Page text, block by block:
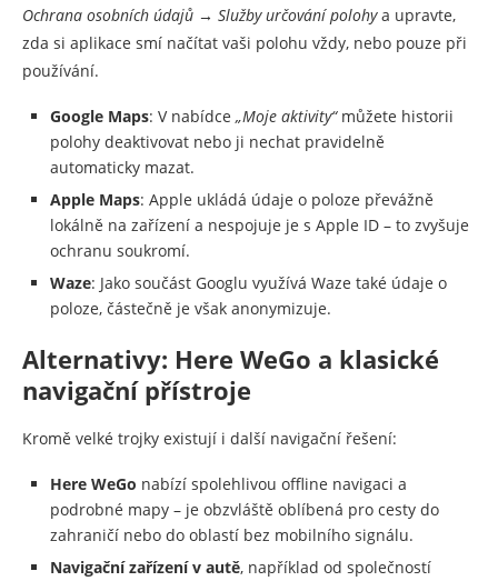
Ochrana osobních údajů → Služby určování polohya upravte,
zda si aplikace smí načítat vaši polohu vždy, nebo pouze při
používání.
Google Maps: V nabídce „Moje aktivity“můžete historii
polohy deaktivovat nebo ji nechat pravidelně
automaticky mazat.
Apple Maps: Apple ukládá údaje o poloze převážně
lokálně na zařízení a nespojuje je s Apple ID – to zvyšuje
ochranu soukromí.
Waze: Jako součást Googlu využívá Waze také údaje o
poloze, částečně je však anonymizuje.
Alternativy: Here WeGo a klasické
navigační přístroje
Kromě velké trojky existují i další navigační řešení:
Here WeGo nabízí spolehlivou offline navigaci a
podrobné mapy – je obzvláště oblíbená pro cesty do
zahraničí nebo do oblastí bez mobilního signálu.
Navigační zařízení v autě, například od společností